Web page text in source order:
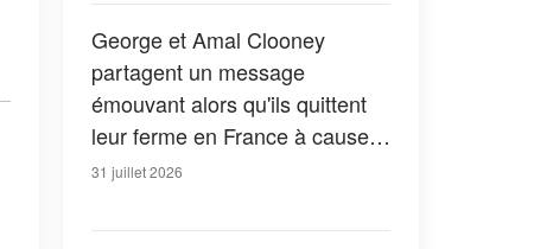
George et Amal Clooney
partagent un message
émouvant alors qu'ils quittent
leur ferme en France à cause
des feux de forêt — Tous les
31 juillet 2026